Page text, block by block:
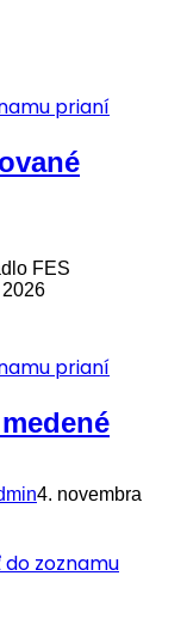
prianí
FES
prianí
4. novembra
do zoznamu